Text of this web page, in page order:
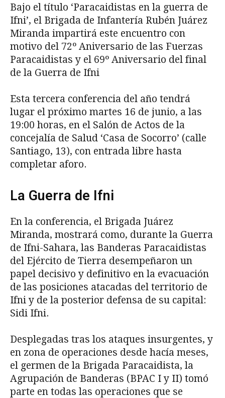
Bajo el título ‘Paracaidistas en la guerra de
Ifni’, el Brigada de Infantería Rubén Juárez
Miranda impartirá este encuentro con
motivo del 72º Aniversario de las Fuerzas
Paracaidistas y el 69º Aniversario del final
de la Guerra de Ifni
Esta tercera conferencia del año tendrá
lugar el próximo martes 16 de junio, a las
19:00 horas, en el Salón de Actos de la
concejalía de Salud ‘Casa de Socorro’ (calle
Santiago, 13), con entrada libre hasta
completar aforo.
La Guerra de Ifni
En la conferencia, el Brigada Juárez
Miranda, mostrará como, durante la Guerra
de Ifni-Sahara, las Banderas Paracaidistas
del Ejército de Tierra desempeñaron un
papel decisivo y definitivo en la evacuación
de las posiciones atacadas del territorio de
Ifni y de la posterior defensa de su capital:
Sidi Ifni.
Desplegadas tras los ataques insurgentes, y
en zona de operaciones desde hacía meses,
el germen de la Brigada Paracaidista, la
Agrupación de Banderas (BPAC I y II) tomó
parte en todas las operaciones que se